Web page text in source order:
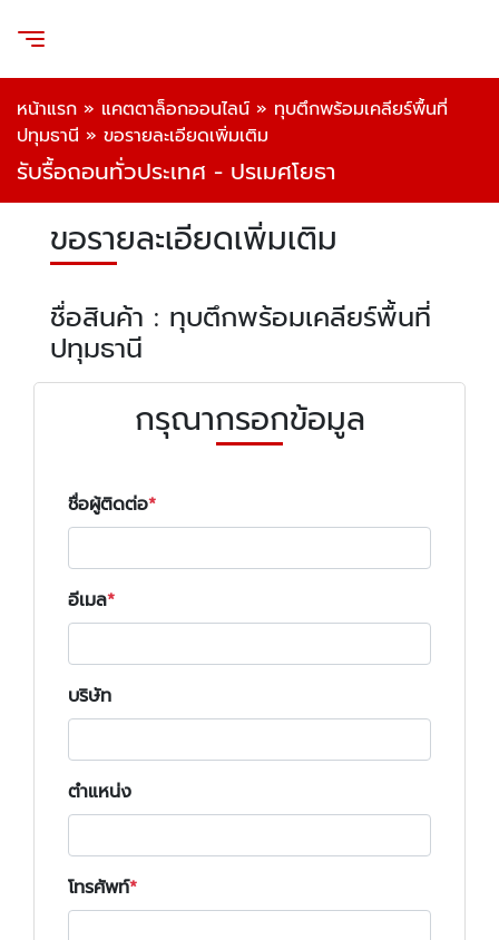
หน้าแรก » แคตตาล็อกออนไลน์ » ทุบตึกพร้อมเคลียร์พื้นที่
ปทุมธานี » ขอรายละเอียดเพิ่มเติม
รับรื้อถอนทั่วประเทศ - ปรเมศโยธา
ขอรายละเอียดเพิ่มเติม
ชื่อสินค้า : ทุบตึกพร้อมเคลียร์พื้นที่
ปทุมธานี
กรุณากรอกข้อมูล
ชื่อผู้ติดต่อ
อีเมล
บริษัท
ตำแหน่ง
โทรศัพท์